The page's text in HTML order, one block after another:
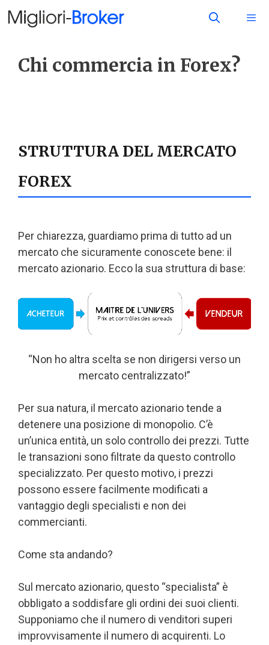
Chi commercia in Forex?
STRUTTURA DEL MERCATO
FOREX
Per chiarezza, guardiamo prima di tutto ad un
mercato che sicuramente conoscete bene: il
mercato azionario. Ecco la sua struttura di base:
“Non ho altra scelta se non dirigersi verso un
mercato centralizzato!”
Per sua natura, il mercato azionario tende a
detenere una posizione di monopolio. C’è
un’unica entità, un solo controllo dei prezzi. Tutte
le transazioni sono filtrate da questo controllo
specializzato. Per questo motivo, i prezzi
possono essere facilmente modificati a
vantaggio degli specialisti e non dei
commercianti.
Come sta andando?
Sul mercato azionario, questo “specialista” è
obbligato a soddisfare gli ordini dei suoi clienti.
Supponiamo che il numero di venditori superi
improvvisamente il numero di acquirenti. Lo